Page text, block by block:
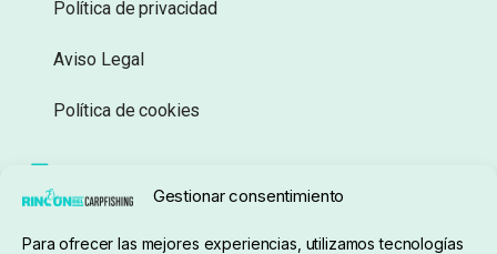
Gestionar consentimiento
Para ofrecer las mejores experiencias, utilizamos tecnologías
Política de privacidad
Aviso Legal
Política de cookies